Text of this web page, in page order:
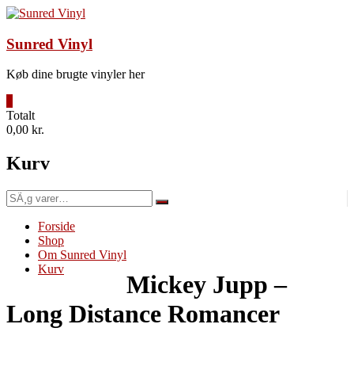
Videre
indhold
Sunred Vinyl
Køb dine brugte vinyler her
Totalt
0,00 kr.
Kurv
SÃ¸g
efter:
Forside
Shop
Om Sunred Vinyl
Kurv
Mickey Jupp –
Long Distance Romancer